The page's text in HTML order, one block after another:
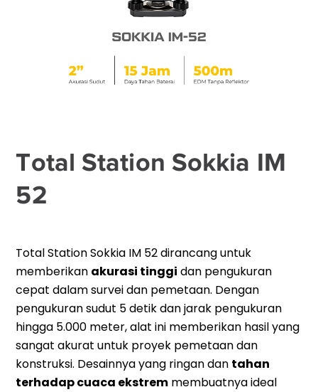
Total Station Sokkia IM
52
Total Station Sokkia IM 52 dirancang untuk
memberikan akurasi tinggi dan pengukuran
cepat dalam survei dan pemetaan. Dengan
pengukuran sudut 5 detik dan jarak pengukuran
hingga 5.000 meter, alat ini memberikan hasil yang
sangat akurat untuk proyek pemetaan dan
konstruksi. Desainnya yang ringan dan tahan
terhadap cuaca ekstrem membuatnya ideal